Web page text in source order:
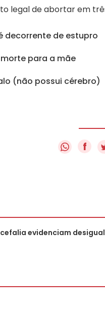
legal de abortar em
decorrente de estupro
para a mãe
(não possui cérebro)
f
evidenciam